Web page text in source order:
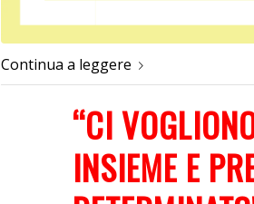
Continua a leggere
“CI
INSIEME E